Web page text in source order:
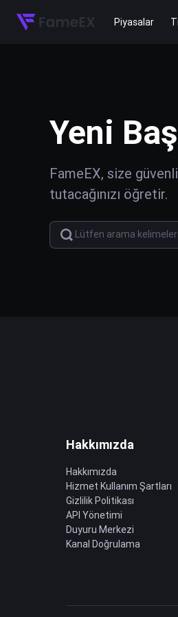
Piyasalar
Yeni
FameEX, size
tutacağınızı öğretir.
Hakkımızda
Hakkımızda
Hizmet Kullanım Şartları
Gizlilik Politikası
API Yönetimi
Duyuru Merkezi
Kanal Doğrulama